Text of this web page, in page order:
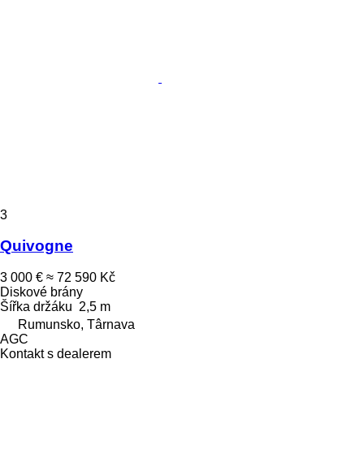
3
Quivogne
3 000 € ≈ 72 590 Kč
Diskové brány
Šířka držáku 2,5 m
Rumunsko, Târnava
AGC
Kontakt s dealerem